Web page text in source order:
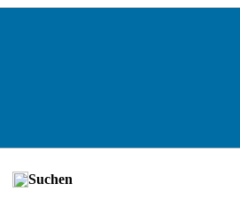
Suchen